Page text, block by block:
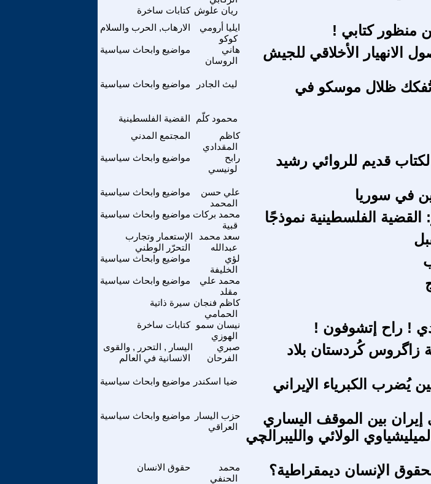
كتابات ساخرة ريان علوش
الارهاب, الحرب والسلام
ايليا أرومي
كوكو
منظور كتابي !
مواضيع وابحاث سياسية
هاني
الروسان
الأخلاقي للجيش
مواضيع وابحاث سياسية ليث الجادر
تُفكك ظلال موسكو في
القضية الفلسطينية محمود كلّم
المجتمع المدني
كاظم
المقدادي
مواضيع وابحاث سياسية
رابح
لونيسي
قديم للروائي رشيد
مواضيع وابحاث سياسية
علي حسن
المحمد
في سوريا
مواضيع وابحاث سياسية محمد بركات
قبية
الفلسطينية نموذجًا
الإستعمار وتجارب
التحرّر الوطني
سعد محمد
عبدالله
مواضيع وابحاث سياسية
لؤي
الخليفة
مواضيع وابحاث سياسية
محمد علي
مقلد
سيرة ذاتية كاظم فنجان
الحمامي
كتابات ساخرة نيسان سمو
الهوزي
! راح إتشوفون !
اليسار , التحرر , والقوى
الانسانية في العالم
صبري
الفرحان
زاگروس كُردستان بلاد
مواضيع وابحاث سياسية ضيا اسكندر
يُضرب الكبرياء الإيراني
مواضيع وابحاث سياسية
حزب اليسار
العراقي
إيران بين الموقف اليساري
الولائي والليبرالچي
حقوق الانسان
محمد
الحنفي
الإنسان ديمقراطية؟